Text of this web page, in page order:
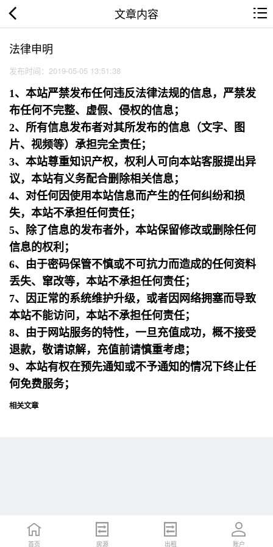
文章内容
法律申明
发布时间：2019-05-05 13:51:38
1、本站严禁发布任何违反法律法规的信息，严禁发
布任何不完整、虚假、侵权的信息；
2、所有信息发布者对其所发布的信息（文字、图
片、视频等）承担完全责任；
3、本站尊重知识产权，权利人可向本站客服提出异
议，本站有义务配合删除相关信息；
4、对任何因使用本站信息而产生的任何纠纷和损
失，本站不承担任何责任；
5、除了信息的发布者外，本站保留修改或删除任何
信息的权利；
6、由于密码保管不慎或不可抗力而造成的任何资料
丢失、窜改等，本站不承担任何责任；
7、因正常的系统维护升级，或者因网络拥塞而导致
本站不能访问，本站不承担任何责任；
8、由于网站服务的特性，一旦充值成功，概不接受
退款，敬请谅解，充值前请慎重考虑；
9、本站有权在预先通知或不予通知的情况下终止任
何免费服务；
相关文章
首页 招聘 简历 账户
首页 房源 出租 账户